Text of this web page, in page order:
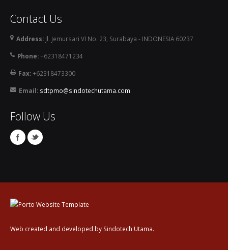
Contact Us
Address: Jl. Jemursari VI No. 23, Surabaya - INDONESIA 60237
Phone:+62318471234
Fax:+62318473300
Email: sdtpmo@sindotechutama.com
Follow Us
Web created and developed by Sindotech Utama.